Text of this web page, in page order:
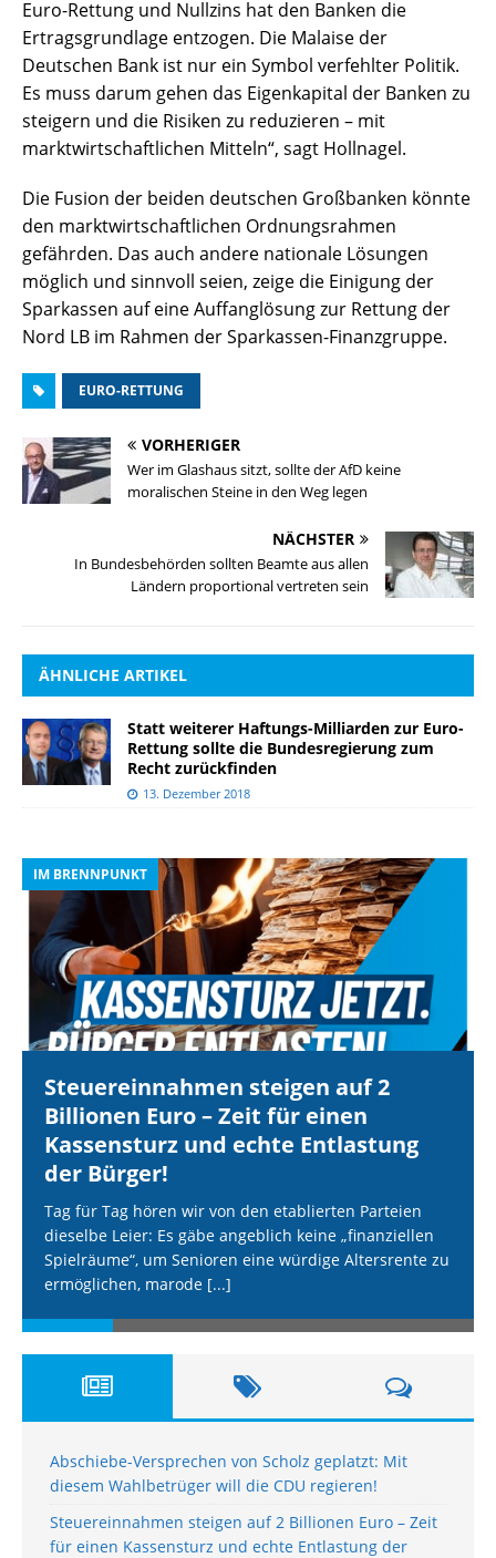
Euro-Rettung und Nullzins hat den Banken die
Ertragsgrundlage entzogen. Die Malaise der
Deutschen Bank ist nur ein Symbol verfehlter Politik.
Es muss darum gehen das Eigenkapital der Banken zu
steigern und die Risiken zu reduzieren – mit
marktwirtschaftlichen Mitteln“, sagt Hollnagel.
Die Fusion der beiden deutschen Großbanken könnte
den marktwirtschaftlichen Ordnungsrahmen
gefährden. Das auch andere nationale Lösungen
möglich und sinnvoll seien, zeige die Einigung der
Sparkassen auf eine Auffanglösung zur Rettung der
Nord LB im Rahmen der Sparkassen-Finanzgruppe.
EURO-RETTUNG
VORHERIGER
Wer im Glashaus sitzt, sollte der AfD keine
moralischen Steine in den Weg legen
NÄCHSTER
In Bundesbehörden sollten Beamte aus allen
Ländern proportional vertreten sein
ÄHNLICHE ARTIKEL
Statt weiterer Haftungs-Milliarden zur Euro-
Rettung sollte die Bundesregierung zum
Recht zurückfinden
13. Dezember 2018
IM BRENNPUNKT
Steuereinnahmen steigen auf 2
Billionen Euro – Zeit für einen
Kassensturz und echte Entlastung
der Bürger!
Tag für Tag hören wir von den etablierten Parteien
dieselbe Leier: Es gäbe angeblich keine „finanziellen
Spielräume“, um Senioren eine würdige Altersrente zu
ermöglichen, marode [...]
Abschiebe-Versprechen von Scholz geplatzt: Mit
diesem Wahlbetrüger will die CDU regieren!
Steuereinnahmen steigen auf 2 Billionen Euro – Zeit
für einen Kassensturz und echte Entlastung der